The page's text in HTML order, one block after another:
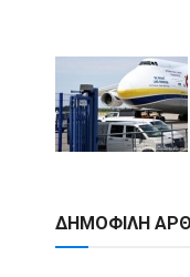
ΔΗΜΟΦΙΛΗ